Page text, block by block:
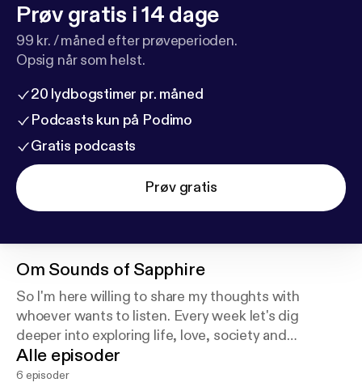
Prøv gratis i 14 dage
99 kr. / måned efter prøveperioden.
Opsig når som helst.
20 lydbogstimer pr. måned
Podcasts kun på Podimo
Gratis podcasts
Prøv gratis
Om Sounds of Sapphire
So I'm here willing to share my thoughts with
whoever wants to listen. Every week let's dig
deeper into exploring life, love, society and
philosophy. We'll take it apart and put it together
again using a fresh outlook. Enjoy!
Alle episoder
6 episoder